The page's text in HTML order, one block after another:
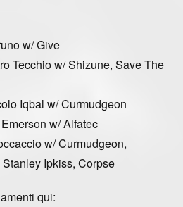
w/ Give
Tecchio w/ Shizune, Save The
Iqbal w/ Curmudgeon
w/ Alfatec
w/ Curmudgeon,
Ipkiss, Corpse
qui: